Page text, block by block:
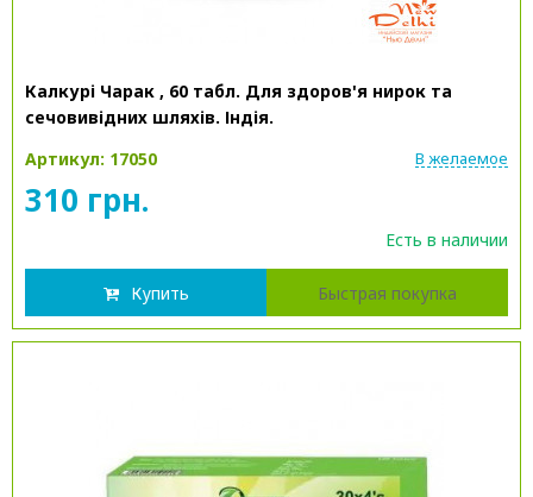
Калкурі Чарак , 60 табл. Для здоров'я нирок та
сечовивідних шляхів. Індія.
Артикул: 17050
В желаемое
310 грн.
Есть в наличии
Купить Быстрая покупка